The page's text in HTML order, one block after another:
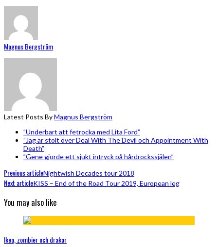
Magnus Bergström
Latest Posts ByMagnus Bergström
”Underbart att fetrocka med Lita Ford”
”Jag är stolt över Deal With The Devil och Appointment With
Death”
”Gene gjorde ett sjukt intryck på hårdrockssjälen”
Previous articleNightwish Decades tour 2018
Next articleKISS – End of the Road Tour 2019, European leg
You may also like
Ikea, zombier och drakar